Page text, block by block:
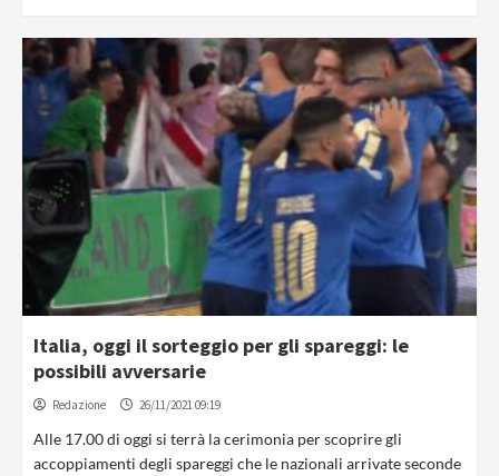
Italia, oggi il sorteggio per gli spareggi: le
possibili avversarie
Redazione 26/11/2021 09:19
Alle 17.00 di oggi si terrà la cerimonia per scoprire gli
accoppiamenti degli spareggi che le nazionali arrivate seconde